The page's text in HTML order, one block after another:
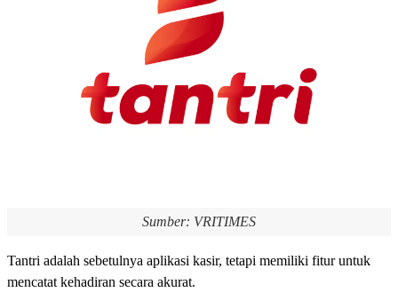
Sumber: VRITIMES
Tantri adalah sebetulnya aplikasi kasir, tetapi memiliki fitur untuk
mencatat kehadiran secara akurat.